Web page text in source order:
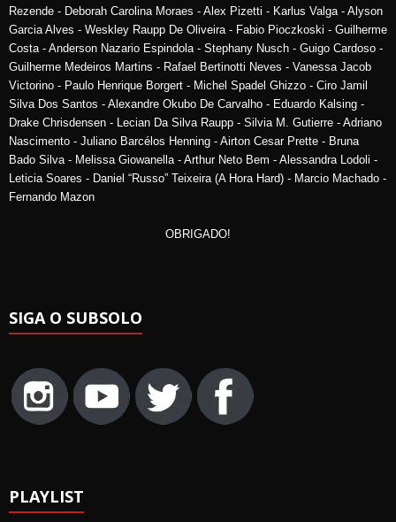
Rezende - Deborah Carolina Moraes - Alex Pizetti - Karlus Valga - Alyson
Garcia Alves - Weskley Raupp De Oliveira - Fabio Pioczkoski - Guilherme
Costa - Anderson Nazario Espindola - Stephany Nusch - Guigo Cardoso -
Guilherme Medeiros Martins - Rafael Bertinotti Neves - Vanessa Jacob
Victorino - Paulo Henrique Borgert - Michel Spadel Ghizzo - Ciro Jamil
Silva Dos Santos - Alexandre Okubo De Carvalho - Eduardo Kalsing -
Drake Chrisdensen - Lecian Da Silva Raupp - Silvia M. Gutierre - Adriano
Nascimento - Juliano Barcélos Henning - Airton Cesar Prette - Bruna
Bado Silva - Melissa Giowanella - Arthur Neto Bem - Alessandra Lodoli -
Leticia Soares - Daniel “Russo” Teixeira (A Hora Hard) - Marcio Machado -
Fernando Mazon
OBRIGADO!
SIGA O SUBSOLO
PLAYLIST